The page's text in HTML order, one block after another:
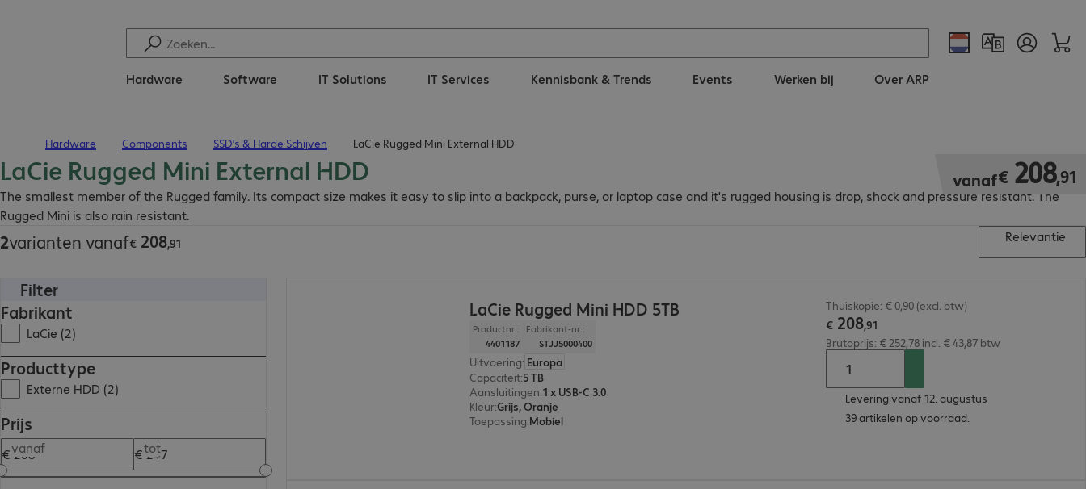
Hardware Software IT Solutions IT Services Kennisbank & Trends Events Werken bij Over ARP
Hardware Components SSD’s & Harde Schijven LaCie Rugged Mini External HDD
LaCie Rugged Mini External HDD
The smallest member of the Rugged family. Its compact size makes it easy to slip into a backpack, purse, or laptop case and it's rugged housing is drop, shock and pressure resistant. The
Rugged Mini is also rain resistant.
vanaf€ 208,91
€ 208,91
2varianten vanaf€ 208,91
€ 208,91
Relevantie
Filter
Fabrikant
LaCie (2)
Producttype
Externe HDD (2)
Prijs
vanaf tot
LaCie Rugged Mini HDD 5TB
Productnr.:
4401187
Fabrikant-nr.:
STJJ5000400
Uitvoering: Europa
Capaciteit:5 TB
Aansluitingen:1 x USB-C 3.0
Kleur:Grijs, Oranje
Toepassing:Mobiel
Thuiskopie: € 0,90 (excl. btw)
€ 208,91
Brutoprijs: € 252,78 incl. € 43,87 btw
Levering vanaf 12. augustus
39 artikelen op voorraad.